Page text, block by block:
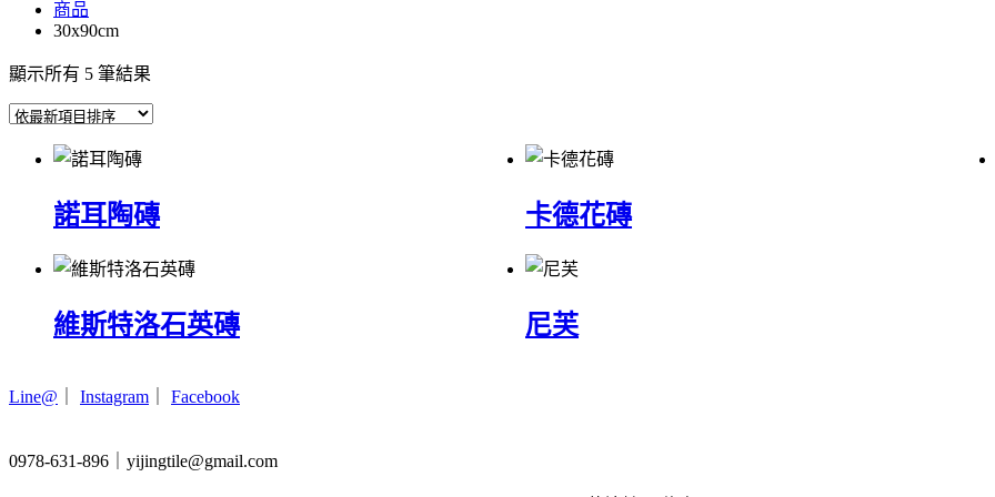
商品
30x90cm
顯示所有 5 筆結果
最
新
排
序
諾耳陶磚 卡德花磚
維斯特洛石英磚 尼芙
Line@ Instagram Facebook
0978-631-896｜yijingtile@gmail.com